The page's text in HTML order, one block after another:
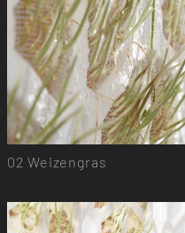
02 Weizengras